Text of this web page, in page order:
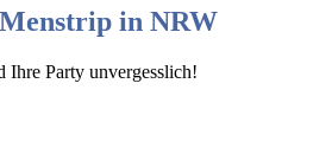
in NRW
Party unvergesslich!